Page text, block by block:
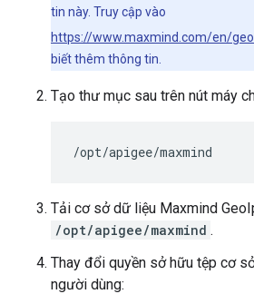
tin này. Truy cập vào
https://www.maxmind.com/en/
biết thêm thông tin.
Tạo thư mục sau trên nút máy
/opt/apigee/maxmind
Tải cơ sở dữ liệu Maxmind
/opt/apigee/maxmind .
Thay đổi quyền sở hữu tệp cơ
người dùng: